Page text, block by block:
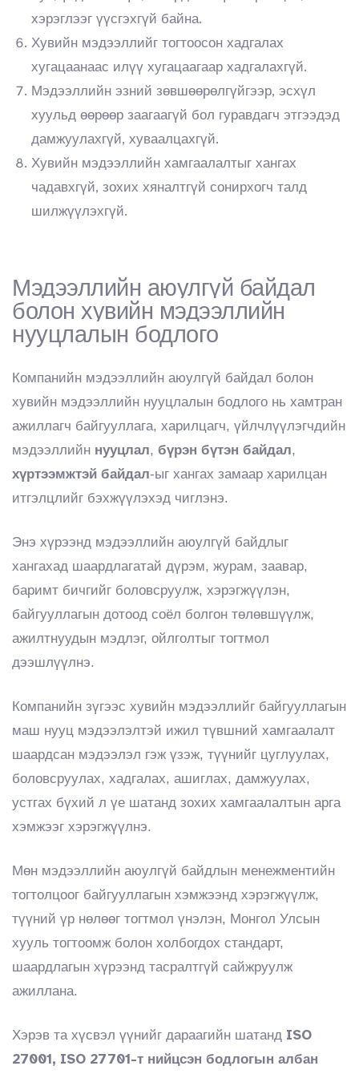
хэрэглээг үүсгэхгүй байна.
Хувийн мэдээллийг тогтоосон хадгалах
хугацаанаас илүү хугацаагаар хадгалахгүй.
Мэдээллийн эзний зөвшөөрөлгүйгээр, эсхүл
хуульд өөрөөр заагаагүй бол гуравдагч этгээдэд
дамжуулахгүй, хуваалцахгүй.
Хувийн мэдээллийн хамгаалалтыг хангах
чадавхгүй, зохих хяналтгүй сонирхогч талд
шилжүүлэхгүй.
Мэдээллийн аюулгүй байдал
болон хувийн мэдээллийн
нууцлалын бодлого
Компанийн мэдээллийн аюулгүй байдал болон
хувийн мэдээллийн нууцлалын бодлого нь хамтран
ажиллагч байгууллага, харилцагч, үйлчлүүлэгчдийн
мэдээллийн нууцлал, бүрэн бүтэн байдал,
хүртээмжтэй байдал-ыг хангах замаар харилцан
итгэлцлийг бэхжүүлэхэд чиглэнэ.
Энэ хүрээнд мэдээллийн аюулгүй байдлыг
хангахад шаардлагатай дүрэм, журам, заавар,
баримт бичгийг боловсруулж, хэрэгжүүлэн,
байгууллагын дотоод соёл болгон төлөвшүүлж,
ажилтнуудын мэдлэг, ойлголтыг тогтмол
дээшлүүлнэ.
Компанийн зүгээс хувийн мэдээллийг байгууллагын
маш нууц мэдээлэлтэй ижил түвшний хамгаалалт
шаардсан мэдээлэл гэж үзэж, түүнийг цуглуулах,
боловсруулах, хадгалах, ашиглах, дамжуулах,
устгах бүхий л үе шатанд зохих хамгаалалтын арга
хэмжээг хэрэгжүүлнэ.
Мөн мэдээллийн аюулгүй байдлын менежментийн
тогтолцоог байгууллагын хэмжээнд хэрэгжүүлж,
түүний үр нөлөөг тогтмол үнэлэн, Монгол Улсын
хууль тогтоомж болон холбогдох стандарт,
шаардлагын хүрээнд тасралтгүй сайжруулж
ажиллана.
Хэрэв та хүсвэл үүнийг дараагийн шатанд ISO
27001, ISO 27701-т нийцсэн бодлогын албан